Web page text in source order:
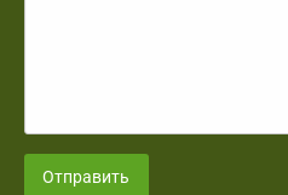
Отправить